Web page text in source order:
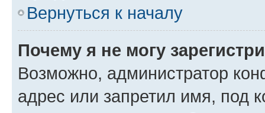
Вернуться к началу
Почему я не могу
Возможно, администратор
адрес или запретил имя, под